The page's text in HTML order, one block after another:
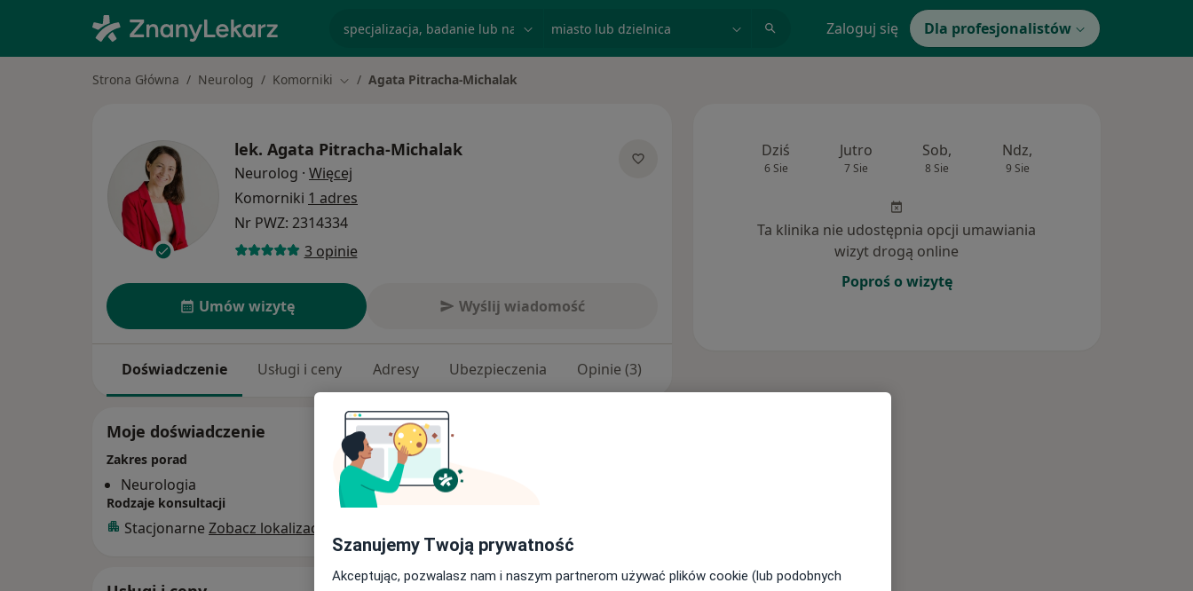
Zaloguj się Dla profesjonalistów
Strona Główna Neurolog Komorniki Zmień miasto
Agata Pitracha-Michalak
lek. Agata Pitracha-Michalak
Neurolog · Więcej
Komorniki 1 adres
Nr PWZ: 2314334
3 opinie
Umów wizytę Wyślij wiadomość
Doświadczenie Usługi i ceny Adresy Ubezpieczenia Opinie (3)
Moje doświadczenie
Zakres porad
Neurologia
Rodzaje konsultacji
Stacjonarne Zobacz lokalizacje (1)
Dziś
6 Sie
Jutro
7 Sie
Sob,
8 Sie
Ndz,
9 Sie
Ta klinika nie udostępnia opcji umawiania
wizyt drogą online
Poproś o wizytę
Szanujemy Twoją prywatność
Akceptując, pozwalasz nam i naszym partnerom używać plików cookie (lub podobnych